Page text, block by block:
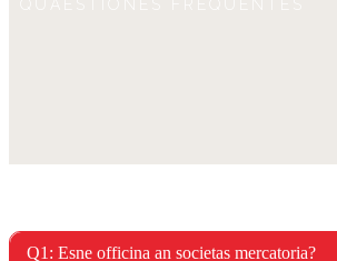
QUAESTIONES FREQUENTES
Q1: Esne officina an societas mercatoria?